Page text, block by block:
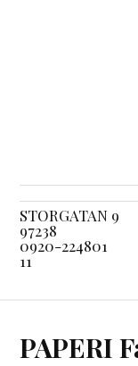
STORGATAN 9
97238
0920-224801
11
PAPERI